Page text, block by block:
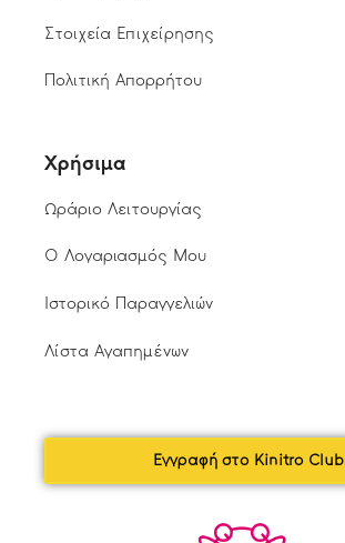
Στοιχεία Επιχείρησης
Πολιτική Απορρήτου
Χρήσιμα
Ωράριο Λειτουργίας
Ο Λογαριασμός Μου
Ιστορικό Παραγγελιών
Λίστα Αγαπημένων
Εγγραφή στο Kinitro Club